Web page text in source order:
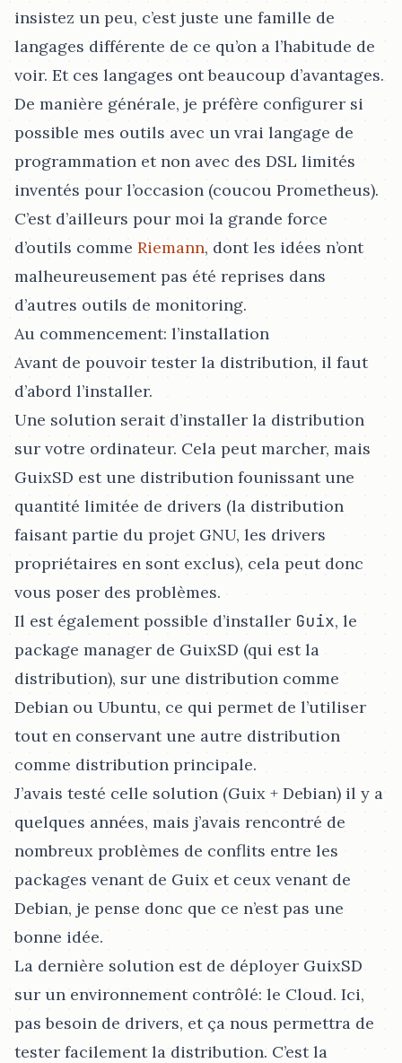
insistez un peu, c’est juste une famille de
langages différente de ce qu’on a l’habitude de
voir. Et ces langages ont beaucoup d’avantages.
De manière générale, je préfère configurer si
possible mes outils avec un vrai langage de
programmation et non avec des DSL limités
inventés pour l’occasion (coucou Prometheus).
C’est d’ailleurs pour moi la grande force
d’outils comme Riemann, dont les idées n’ont
malheureusement pas été reprises dans
d’autres outils de monitoring.
Au commencement: l’installation
Avant de pouvoir tester la distribution, il faut
d’abord l’installer.
Une solution serait d’installer la distribution
sur votre ordinateur. Cela peut marcher, mais
GuixSD est une distribution founissant une
quantité limitée de drivers (la distribution
faisant partie du projet GNU, les drivers
propriétaires en sont exclus), cela peut donc
vous poser des problèmes.
Il est également possible d’installer Guix, le
package manager de GuixSD (qui est la
distribution), sur une distribution comme
Debian ou Ubuntu, ce qui permet de l’utiliser
tout en conservant une autre distribution
comme distribution principale.
J’avais testé celle solution (Guix + Debian) il y a
quelques années, mais j’avais rencontré de
nombreux problèmes de conflits entre les
packages venant de Guix et ceux venant de
Debian, je pense donc que ce n’est pas une
bonne idée.
La dernière solution est de déployer GuixSD
sur un environnement contrôlé: le Cloud. Ici,
pas besoin de drivers, et ça nous permettra de
tester facilement la distribution. C’est la